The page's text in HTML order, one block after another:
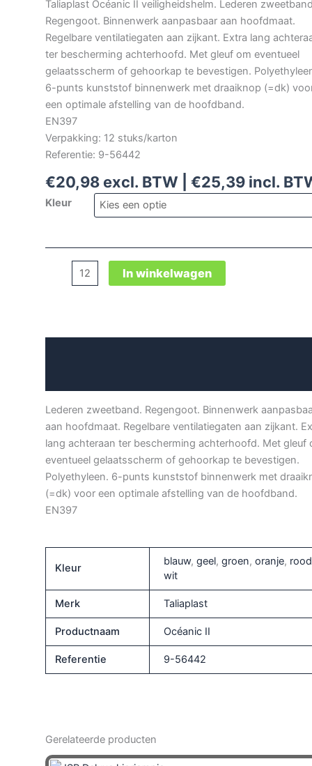
Taliaplast Océanic II veiligheidshelm. Lederen
Regengoot. Binnenwerk aanpasbaar aan hoofdmaat.
Regelbare ventilatiegaten aan zijkant. Extra lang
ter bescherming achterhoofd. Met gleuf om eventueel
gelaatsscherm of gehoorkap te bevestigen.
6-punts kunststof binnenwerk met draaiknop (=dk)
een optimale afstelling van de hoofdband.
EN397
Verpakking: 12 stuks/karton
Referentie: 9-56442
€20,98 excl. BTW | €25,39 incl.
Kleur
Taliaplast
Océanic
aantal
In winkelwagen
Lederen zweetband. Regengoot. Binnenwerk
aan hoofdmaat. Regelbare ventilatiegaten aan zijkant.
lang achteraan ter bescherming achterhoofd. Met gleuf
eventueel gelaatsscherm of gehoorkap te bevestigen.
Polyethyleen. 6-punts kunststof binnenwerk met
(=dk) voor een optimale afstelling van de hoofdband.
EN397
Kleur
blauw, geel, groen, oranje, rood
wit
Merk Taliaplast
Productnaam Océanic II
Referentie 9-56442
Gerelateerde producten